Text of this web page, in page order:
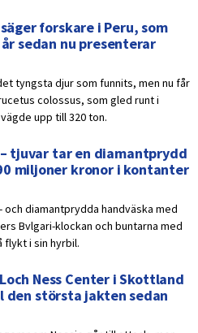
forskare i Peru, som
sedan nu presenterar
tyngsta djur som funnits, men nu får
colossus, som gled runt i
upp till 320 ton.
tjuvar tar en diamantprydd
miljoner kronor i kontanter
och diamantprydda handväska med
Bvlgari-klockan och buntarna med
flykt i sin hyrbil.
Ness Center i Skottland
största jakten sedan